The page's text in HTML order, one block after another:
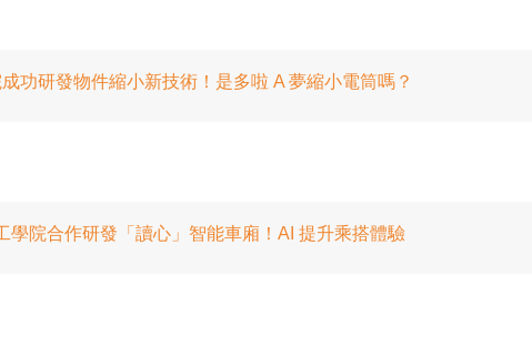
功研發物件縮小新技術！是多啦 A 夢縮小電筒嗎？
學院合作研發「讀心」智能車廂！AI 提升乘搭體驗